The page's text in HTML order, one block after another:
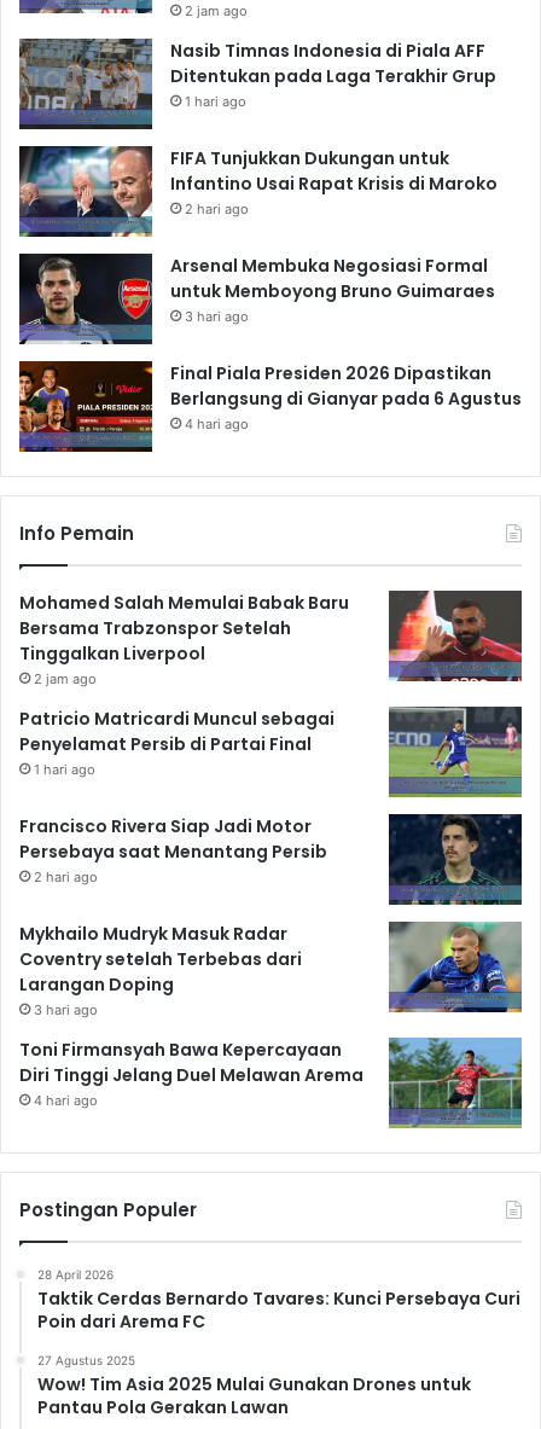
2 jam ago
Nasib Timnas Indonesia di Piala AFF
Ditentukan pada Laga Terakhir Grup
1 hari ago
FIFA Tunjukkan Dukungan untuk
Infantino Usai Rapat Krisis di Maroko
2 hari ago
Arsenal Membuka Negosiasi Formal
untuk Memboyong Bruno Guimaraes
3 hari ago
Final Piala Presiden 2026 Dipastikan
Berlangsung di Gianyar pada 6 Agustus
4 hari ago
Info Pemain
Mohamed Salah Memulai Babak Baru
Bersama Trabzonspor Setelah
Tinggalkan Liverpool
2 jam ago
Patricio Matricardi Muncul sebagai
Penyelamat Persib di Partai Final
1 hari ago
Francisco Rivera Siap Jadi Motor
Persebaya saat Menantang Persib
2 hari ago
Mykhailo Mudryk Masuk Radar
Coventry setelah Terbebas dari
Larangan Doping
3 hari ago
Toni Firmansyah Bawa Kepercayaan
Diri Tinggi Jelang Duel Melawan Arema
4 hari ago
Postingan Populer
28 April 2026
Taktik Cerdas Bernardo Tavares: Kunci Persebaya Curi
Poin dari Arema FC
27 Agustus 2025
Wow! Tim Asia 2025 Mulai Gunakan Drones untuk
Pantau Pola Gerakan Lawan